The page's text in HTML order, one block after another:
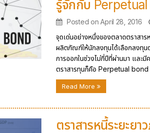
รู้จักกับ
Posted on April 28, 2016
จุดเด่นอย่างหนึ่งของตลาดตราสา
ผลิตภัณฑ์ให้นักลงทุนได้เลือกลงทุน
การออกในช่วงไม่กี่ปีที่ผ่านมา และมี
ตราสารทุนก็คือ Perpetual bond
Read More
ตราสารหนี้ระยะยา